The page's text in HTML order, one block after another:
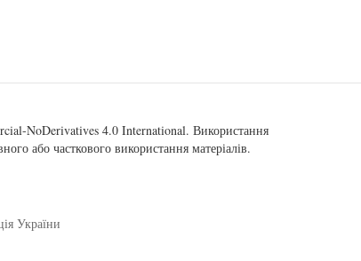
NoDerivatives 4.0 International. Використання
або часткового використання матеріалів.
України